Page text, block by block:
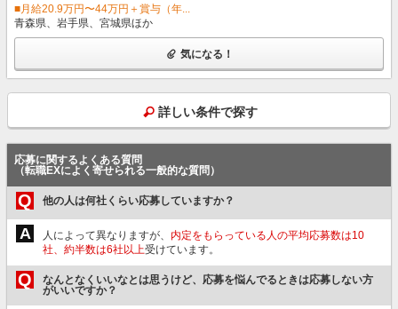
■月給20.9万円〜44万円＋賞与（年...
青森県、岩手県、宮城県ほか
気になる！
詳しい条件で探す
応募に関するよくある質問
（転職EXによく寄せられる一般的な質問）
Q 他の人は何社くらい応募していますか？
A 人によって異なりますが、 内定をもらっている人の平均応募数は10
社、約半数は6社以上受けています。
Q
なんとなくいいなとは思うけど、応募を悩んでるときは応募しない方
がいいですか？